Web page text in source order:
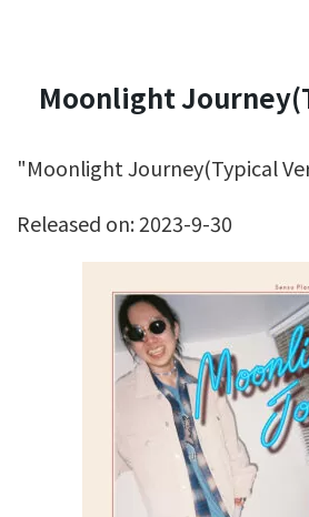
Moonlight
"Moonlight Journey(Typical
Released on: 2023-9-30